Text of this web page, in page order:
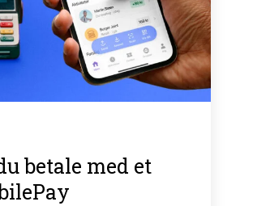
betale med et